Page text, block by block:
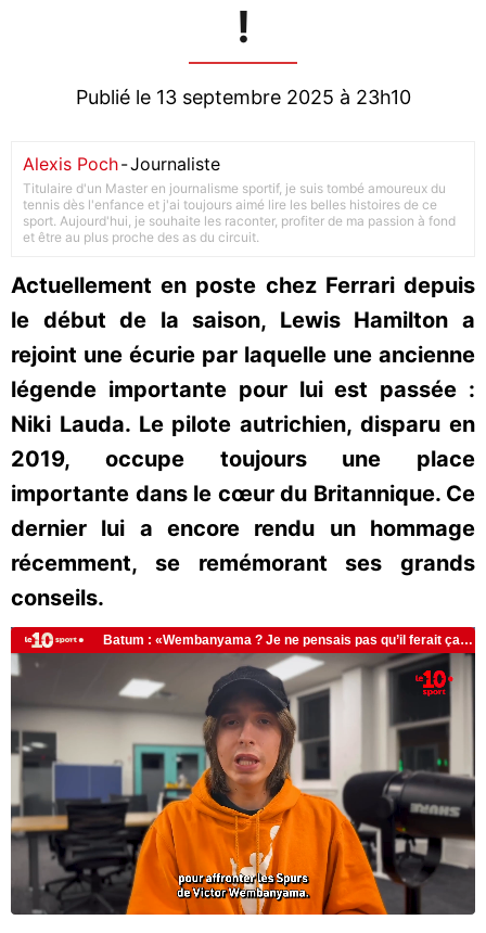
!
Publié le 13 septembre 2025 à 23h10
Alexis Poch-Journaliste
Titulaire d'un Master en journalisme sportif, je suis tombé amoureux du
tennis dès l'enfance et j'ai toujours aimé lire les belles histoires de ce
sport. Aujourd'hui, je souhaite les raconter, profiter de ma passion à fond
et être au plus proche des as du circuit.
Actuellement en poste chez Ferrari depuis
le début de la saison, Lewis Hamilton a
rejoint une écurie par laquelle une ancienne
légende importante pour lui est passée :
Niki Lauda. Le pilote autrichien, disparu en
2019, occupe toujours une place
importante dans le cœur du Britannique. Ce
dernier lui a encore rendu un hommage
récemment, se remémorant ses grands
conseils.